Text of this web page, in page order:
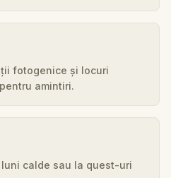
fotogenice și locuri
amintiri.
calde sau la quest-uri